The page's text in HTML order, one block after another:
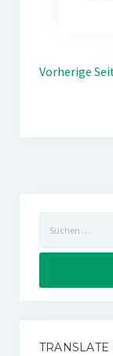
Vorherige
nach:
TRANSLATE